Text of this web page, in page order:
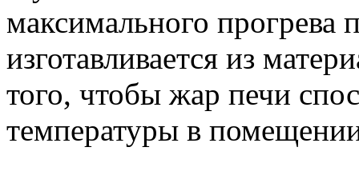
максимального прогрева
изготавливается из
того, чтобы жар печи
температуры в